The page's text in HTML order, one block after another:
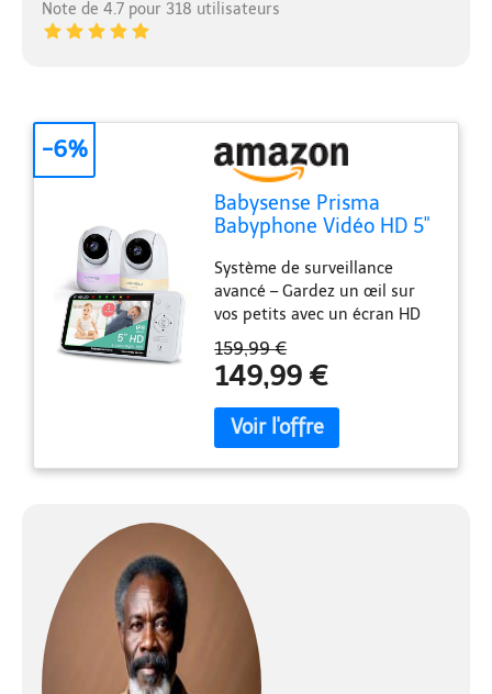
Note de 4.7 pour 318 utilisateurs
Babysense Prisma
Babyphone Vidéo HD 5"
Audio, Veilleuse 6
Couleurs, Écran Partagé,
Machine de Son pour
Bébé avec Bruit Blanc
et Berceuses, Connexion
sans Wi-FI Sécurisée
Système de surveillance
avancé – Gardez un œil sur
vos petits avec un écran HD
720p de 5 pouces et une
fonction d'écran partagé, qui
permet une visualisation
simultanée avec 2 caméras
PTZ de haute qualité. Parfait
pour les incontournables de
votre liste d'équipements
veilleuse intégrée réglable à
6 couleurs et d'une sélection
de sons blancs et de
berceuses pour bercer
doucement votre bébé. Un
must have indispensable
159,99 €
149,99 €
-6%